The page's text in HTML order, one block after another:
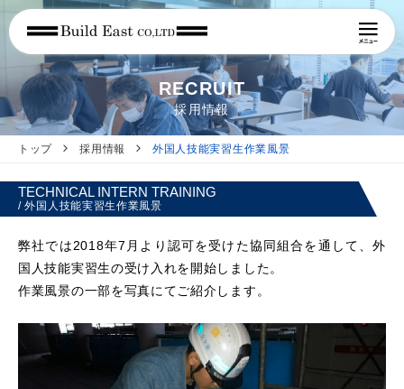
RECRUIT
採用情報
トップ 採用情報 外国人技能実習生作業風景
TECHNICAL INTERN TRAINING
/ 外国人技能実習生作業風景
弊社では2018年7月より認可を受けた協同組合を通して、外
国人技能実習生の受け入れを開始しました。
作業風景の一部を写真にてご紹介します。